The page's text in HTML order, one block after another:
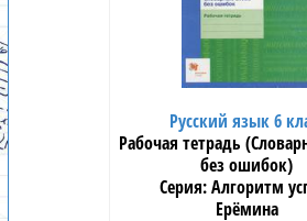
Русский язык 6
Рабочая тетрадь
без ошибок)
Алгоритм
Ерёмина